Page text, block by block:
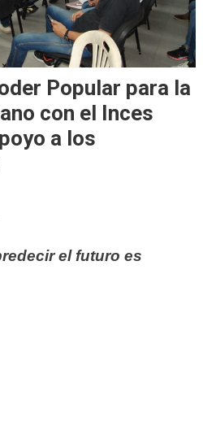
Popular para la
con el Inces
a los
el futuro es